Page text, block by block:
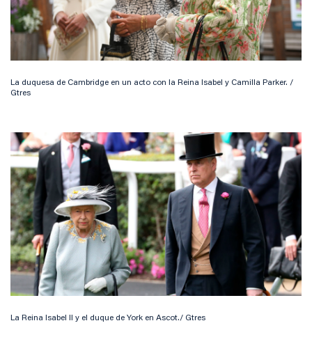
La duquesa de Cambridge en un acto con la Reina Isabel y Camilla Parker. /
Gtres
La Reina Isabel II y el duque de York en Ascot./ Gtres